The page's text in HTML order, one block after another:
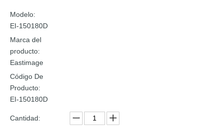
Modelo:
EI-150180D
Marca del
producto:
Eastimage
Código De
Producto:
EI-150180D
Cantidad: